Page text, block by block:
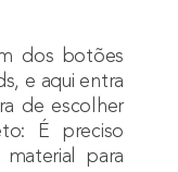
dos botões
e aqui entra
de escolher
É preciso
para